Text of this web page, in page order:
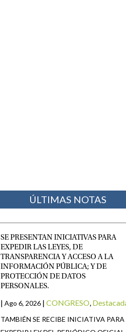
ÚLTIMAS NOTAS
SE PRESENTAN INICIATIVAS PARA
EXPEDIR LAS LEYES, DE
TRANSPARENCIA Y ACCESO A LA
INFORMACIÓN PÚBLICA; Y DE
PROTECCIÓN DE DATOS
PERSONALES.
| Ago 6, 2026 | CONGRESO,
TAMBIÉN SE RECIBE INICIATIVA PARA